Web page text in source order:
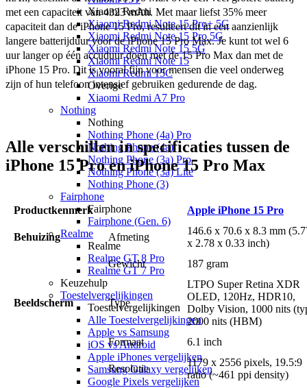
Xiaomi Redmi
Xiaomi Redmi Note 15 Pro+ 5G
Xiaomi Redmi Note 15 Pro 5G
Xiaomi Redmi Note 15 5G
Xiaomi Redmi Note 15
Xiaomi Redmi 15C
Overige
Xiaomi Redmi A7 Pro
Nothing
Nothing
Nothing Phone (4a) Pro
Nothing Phone (4a)
Nothing Phone (3a) Pro
Nothing Phone (3a) Lite
Nothing Phone (3)
Fairphone
Fairphone
Fairphone (Gen. 6)
Realme
Realme
Realme GT 8 Pro
Realme GT 7 Pro
Keuzehulp
Toestelvergelijkingen
Toestelvergelijkingen
Alle Toestelvergelijkingen
Apple vs Samsung
iOS vs Android
Apple iPhones vergelijken
Samsung Galaxy vergelijken
Google Pixels vergelijken
met een capaciteit van 4323 mAh. Met maar liefst 35% meer
capaciteit dan de iPhone 15 Pro, resulteert dit in een aanzienlijk
langere batterijduur voor de iPhone 15 Pro Max. Je kunt tot wel 6
uur langer op één accuduur doen met de 15 Pro Max dan met de
iPhone 15 Pro. Dit is vooral fijn voor mensen die veel onderweg
zijn of hun telefoon intensief gebruiken gedurende de dag.
Alle verschillen in specificaties tussen de
iPhone 15 Pro en iPhone 15 Pro Max
Productkenmerk Apple iPhone 15 Pro
Behuizing Afmeting
146.6 x 70.6 x 8.3 mm
x 2.78 x 0.33 inch)
Gewicht
187 gram
Beeldscherm Type
LTPO Super Retina XDR
OLED, 120Hz, HDR10,
Dolby Vision, 1000 nits
2000 nits (HBM)
Formaat
6.1 inch
Resolutie
1179 x 2556 pixels, 19.5:9
ratio (~461 ppi density)